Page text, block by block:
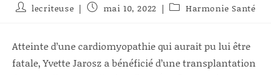
Auteur/autrice
publication :
lecriteuse
Publication
mai 10, 2022
PostHarmonie Santé
Atteinte d’une cardiomyopathie qui aurait pu lui être
fatale, Yvette Jarosz a bénéficié d’une transplantation